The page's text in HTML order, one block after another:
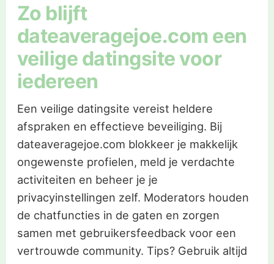
Zo blijft
dateaveragejoe.com een
veilige datingsite voor
iedereen
Een veilige datingsite vereist heldere
afspraken en effectieve beveiliging. Bij
dateaveragejoe.com blokkeer je makkelijk
ongewenste profielen, meld je verdachte
activiteiten en beheer je je
privacyinstellingen zelf. Moderators houden
de chatfuncties in de gaten en zorgen
samen met gebruikersfeedback voor een
vertrouwde community. Tips? Gebruik altijd